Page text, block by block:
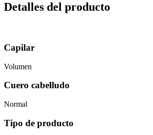
Detalles del producto
Capilar
Volumen
Cuero cabelludo
Normal
Tipo de producto